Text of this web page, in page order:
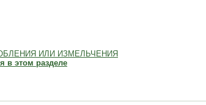
ИЛИ ИЗМЕЛЬЧЕНИЯ
в этом разделе